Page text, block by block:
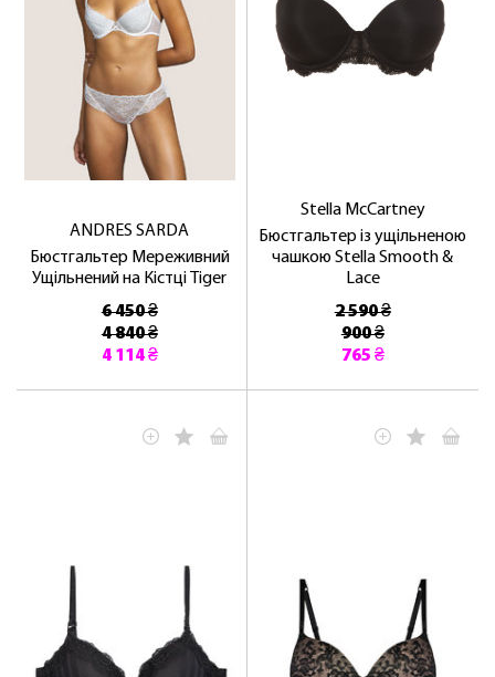
ANDRES SARDA
Бюстгальтер Мереживний
Ущільнений на Кістці Tiger
6 450 ₴
4 840 ₴
4 114 ₴
Stella McCartney
Бюстгальтер із ущільненою
чашкою Stella Smooth &
Lace
2 590 ₴
900 ₴
765 ₴